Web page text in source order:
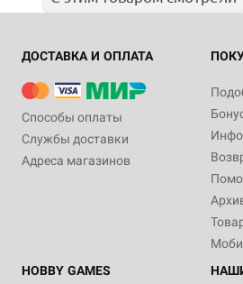
ДОСТАВКА И ОПЛАТА
Способы оплаты
Службы доставки
Адреса магазинов
HOBBY GAMES